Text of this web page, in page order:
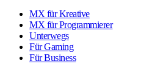
MX für Kreative
MX für Programmierer
Unterwegs
Für Gaming
Für Business